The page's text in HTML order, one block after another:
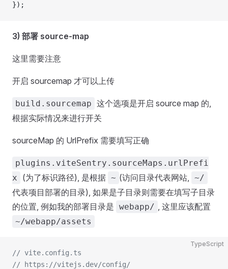
});
3) 部署 source-map
这里需要注意
开启 sourcemap 才可以上传
build.sourcemap 这个选项是开启 source map 的,
根据实际情况来进行开关
sourceMap 的 UrlPrefix 需要填写正确
plugins.viteSentry.sourceMaps.urlPrefi
x
(为了标识路径), 是根据 ~ (访问目录代表网站, ~/
代表项目部署的目录), 如果是子目录则需要在填写子目录
的位置, 例如我的部署目录是 webapp/ , 这里应该配置
~/webapp/assets
TypeScript
// vite.config.ts
// https://vitejs.dev/config/